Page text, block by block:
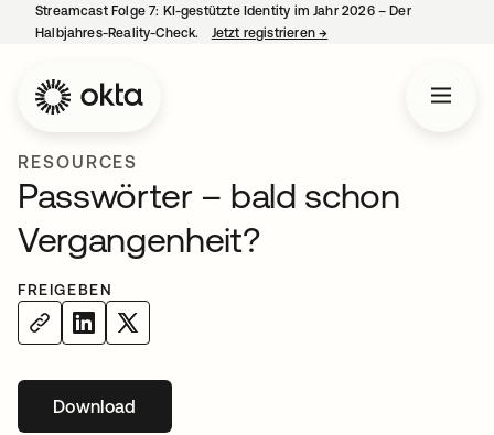
Streamcast Folge 7: KI-gestützte Identity im Jahr 2026 – Der
Halbjahres-Reality-Check.
Jetzt registrieren→
RESOURCES
Passwörter – bald schon
Vergangenheit?
FREIGEBEN
Downloadwird in einer neuen Registerkarte geöffnet